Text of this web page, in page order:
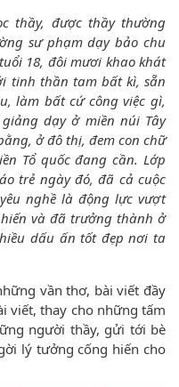
thầy, được thầy thường
sư phạm dạy bảo chu
18, đôi mươi khao khát
tinh thần tam bất kì, sẵn
làm bất cứ công việc gì,
dạy ở miền núi Tây
ở đô thị, đem con chữ
Tổ quốc đang cần. Lớp
trẻ ngày đó, đã cả cuộc
nghề là động lực vượt
và đã trưởng thành ở
dấu ấn tốt đẹp nơi ta
vần thơ, bài viết đầy
viết, thay cho những tấm
người thầy, gửi tới bè
lý tưởng cống hiến cho